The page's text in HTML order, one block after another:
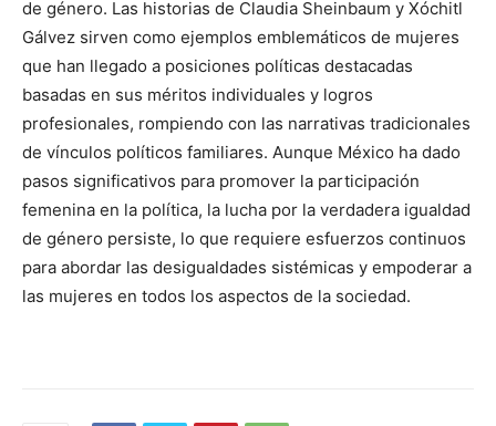
de género. Las historias de Claudia Sheinbaum y Xóchitl
Gálvez sirven como ejemplos emblemáticos de mujeres
que han llegado a posiciones políticas destacadas
basadas en sus méritos individuales y logros
profesionales, rompiendo con las narrativas tradicionales
de vínculos políticos familiares. Aunque México ha dado
pasos significativos para promover la participación
femenina en la política, la lucha por la verdadera igualdad
de género persiste, lo que requiere esfuerzos continuos
para abordar las desigualdades sistémicas y empoderar a
las mujeres en todos los aspectos de la sociedad.